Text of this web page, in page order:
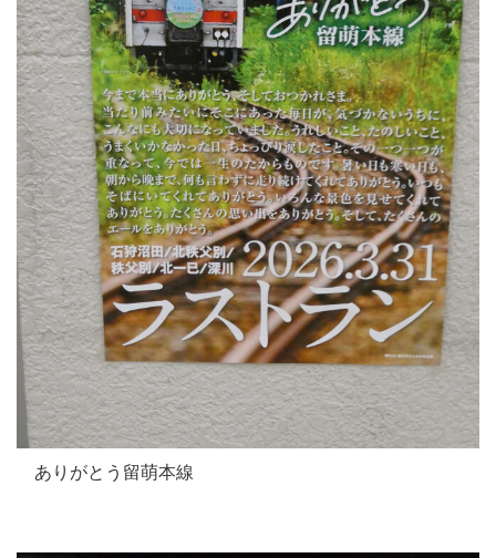
ありがとう留萌本線